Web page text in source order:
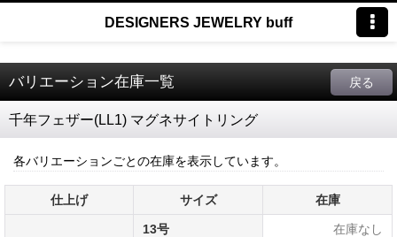
DESIGNERS JEWELRY buff
バリエーション在庫一覧 戻る
千年フェザー(LL1) マグネサイトリング
各バリエーションごとの在庫を表示しています。
仕上げ サイズ 在庫
13号 在庫なし